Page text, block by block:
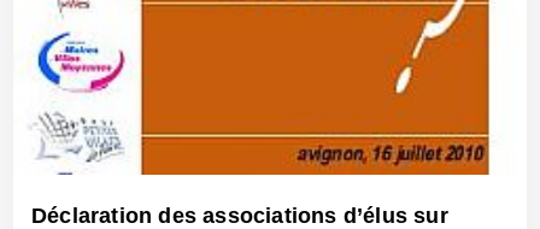
Déclaration des associations d’élus sur